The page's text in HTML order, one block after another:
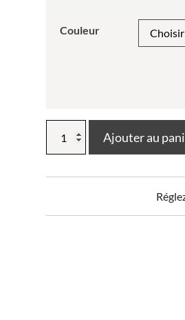
Couleur
Taie
FELIX
Ajouter au